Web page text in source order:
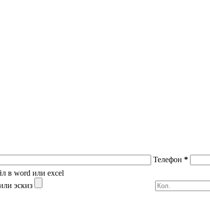
Телефон *
в word или excel
эскиз